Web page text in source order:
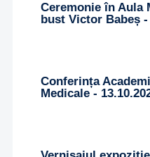
Ceremonie în Aula
bust Victor Babeș -
Conferința
Medicale -